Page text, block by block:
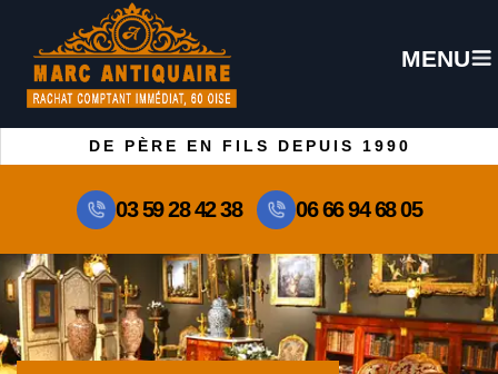
MENU
DE PÈRE EN FILS DEPUIS 1990
03 59 28 42 38 06 66 94 68 05